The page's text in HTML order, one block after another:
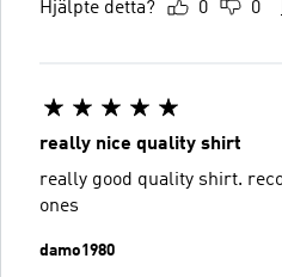
Hjälpte detta? 0 0
really nice quality shirt
really good quality shirt.
ones
damo1980